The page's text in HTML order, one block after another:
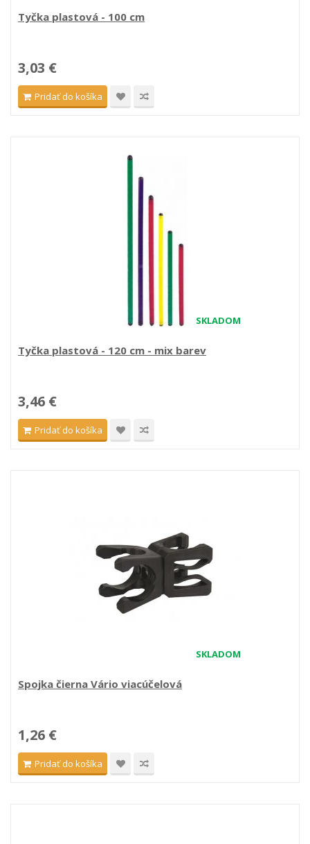
Tyčka plastová - 100 cm
3,03 €
Pridať do košíka
SKLADOM
Tyčka plastová - 120 cm - mix barev
3,46 €
Pridať do košíka
SKLADOM
Spojka čierna Vário viacúčelová
1,26 €
Pridať do košíka